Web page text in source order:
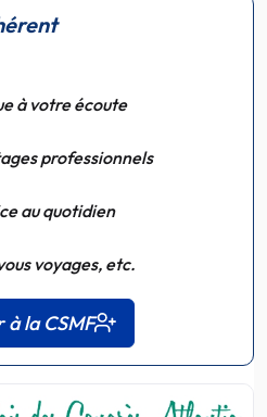
à votre écoute
professionnels
au quotidien
voyages, etc.
la CSMF